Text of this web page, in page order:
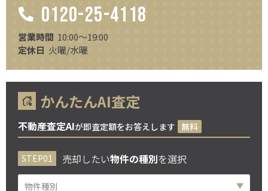
0120-25-4118
営業時間 10:00～19:00
定休日 火曜/水曜
かんたんAI査定
不動産査定AIが即査定額をお答えします 無料
売却したい物件の種別を選択